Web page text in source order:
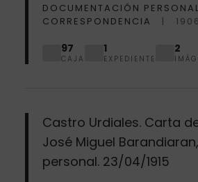
DOCUMENTACIÓN PERSONAL
CORRESPONDENCIA
1906
97
CAJA
1
EXPEDIENTE
2
Castro Urdiales. Carta
José Miguel
personal. 23/04/1915